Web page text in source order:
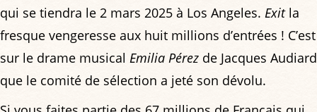
qui se tiendra le 2 mars 2025 à Los Angeles. Exitla
fresque vengeresse aux huit millions d’entrées ! C’est
sur le drame musical Emilia Pérez de Jacques Audiard
que le comité de sélection a jeté son dévolu.